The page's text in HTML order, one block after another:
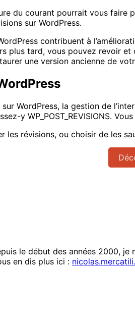
du courant pourrait vous faire
sur WordPress.
contribuent à
plus tard, vous pouvez revoir
une version ancienne de
WordPress, la gestion de
y WP_POST_REVISIONS.
les révisions, ou choisir de les
le début des années 2000,
en dis plus ici :